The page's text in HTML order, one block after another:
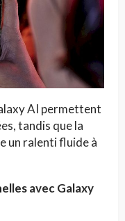
AI permettent
tandis que la
un ralenti fluide à
avec Galaxy